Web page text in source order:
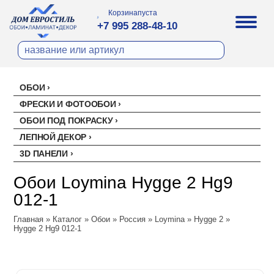
Корзинапуста
+7 995 288-48-10
ОБОИ
Все обои
Палитра
Палитра
Erismann
Erismann
Артекс
Ateliero
Милласа
Ambient
Ambient Vol.2
Ambient Vol.3
Artsimple
Geometry
NC (Эн Си)
ФРЕСКИ И ФОТООБОИ
ОБОИ ПОД ПОКРАСКУ
Стеклохолст малярный
Ремонтный флизелин
ЛЕПНОЙ ДЕКОР
Перфект
3D ПАНЕЛИ
Панели под покраску
Цветные панели
Обои Loymina Hygge 2 Hg9
012-1
Главная » Каталог »Обои » Россия » Loymina» Hygge 2 »
Hygge 2 Hg9 012-1